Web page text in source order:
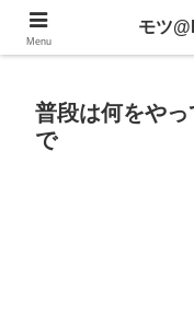
不動産、投資信託、
普段は何をや
で
Menu
モツ